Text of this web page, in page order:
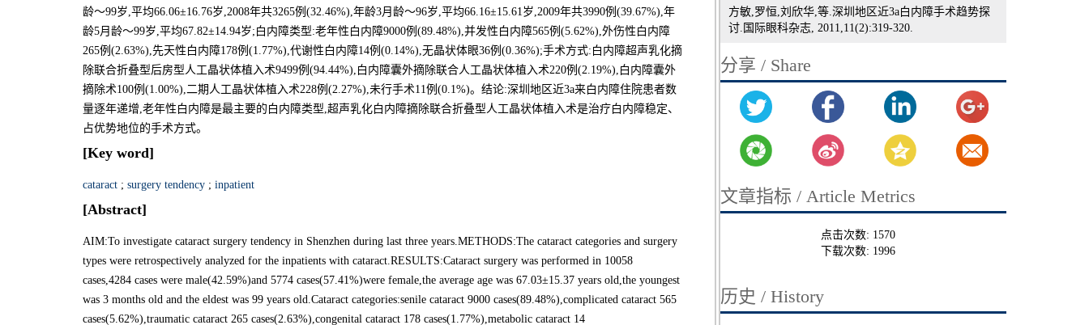
龄～99岁,平均66.06±16.76岁,2008年共3265例(32.46%),年龄3月龄～96岁,平均66.16±15.61岁,2009年共3990例(39.67%),年
龄5月龄～99岁,平均67.82±14.94岁;白内障类型:老年性白内障9000例(89.48%),并发性白内障565例(5.62%),外伤性白内障
265例(2.63%),先天性白内障178例(1.77%),代谢性白内障14例(0.14%),无晶状体眼36例(0.36%);手术方式:白内障超声乳化摘
除联合折叠型后房型人工晶状体植入术9499例(94.44%),白内障囊外摘除联合人工晶状体植入术220例(2.19%),白内障囊外
摘除术100例(1.00%),二期人工晶状体植入术228例(2.27%),未行手术11例(0.1%)。结论:深圳地区近3a来白内障住院患者数
量逐年递增,老年性白内障是最主要的白内障类型,超声乳化白内障摘除联合折叠型人工晶状体植入术是治疗白内障稳定、
占优势地位的手术方式。
[Key word]
cataract ; surgery tendency ; inpatient
[Abstract]
AIM:To investigate cataract surgery tendency in Shenzhen during last three years.METHODS:The cataract categories and surgery
types were retrospectively analyzed for the inpatients with cataract.RESULTS:Cataract surgery was performed in 10058
cases,4284 cases were male(42.59%)and 5774 cases(57.41%)were female,the average age was 67.03±15.37 years old,the youngest
was 3 months old and the eldest was 99 years old.Cataract categories:senile cataract 9000 cases(89.48%),complicated cataract 565
cases(5.62%),traumatic cataract 265 cases(2.63%),congenital cataract 178 cases(1.77%),metabolic cataract 14
方敏,罗恒,刘欣华,等.深圳地区近3a白内障手术趋势探
讨.国际眼科杂志, 2011,11(2):319-320.
分享 / Share
文章指标 / Article Metrics
点击次数: 1570
下载次数: 1996
历史 / History